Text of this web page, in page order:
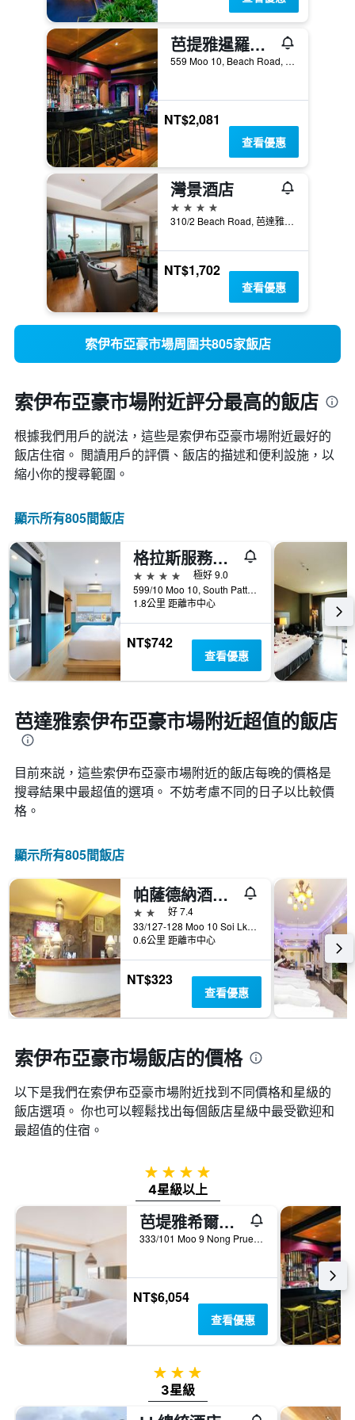
芭提雅暹羅海岸酒店
559 Moo 10, Beach Road, 芭達雅, 泰國
NT$2,081
查看優惠
灣景酒店
4星級
310/2 Beach Road, 芭達雅, 泰國
NT$1,702
查看優惠
索伊布亞豪市場周圍共805家飯店
索伊布亞豪市場附近評分最高的飯店
根據我們用戶的説法，這些是索伊布亞豪市場附近最好的
飯店住宿。 閲讀用戶的評價、飯店的描述和便利設施，以
縮小你的搜尋範圍。
顯示所有805間飯店
格拉斯服務式套房酒店
4星級
極好 9.0
599/10 Moo 10, South Pattaya Road, 芭達雅, 泰國
1.8公里 距離市中心
NT$742
查看優惠
芭達雅索伊布亞豪市場附近超值的飯店
目前來説，這些索伊布亞豪市場​附近的​飯店每晚的價格是
搜尋結果中最超值的選項。 不妨考慮不同的日子以比較價
格。
顯示所有805間飯店
帕薩德納酒店 - 芭堤雅
2星級
好 7.4
33/127-128 Moo 10 Soi Lk Metro Nongprue, 芭達雅, 泰國
0.6公里 距離市中心
NT$323
查看優惠
索伊布亞豪市場飯店的價格
以下是我們在索伊布亞豪市場​附近找到不同價格和星級的
飯店選項。 你也可以輕鬆找出每個飯店星級中最受歡迎和
最超值的住宿。
4星級
4星級以上
芭堤雅希爾頓酒店
333/101 Moo 9 Nong Prue, 芭達雅, 泰國
NT$6,054
查看優惠
3星級
3星級